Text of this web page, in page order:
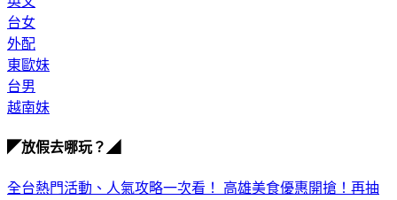
台女
外配
東歐妹
台男
越南妹
◤放假去哪玩？◢
全台熱門活動、人氣攻略一次看！ 高雄美食優惠開搶！再抽